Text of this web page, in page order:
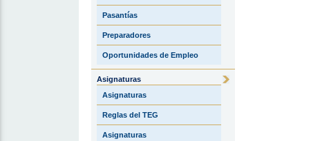
Pasantías
Preparadores
Oportunidades de Empleo
Asignaturas
Asignaturas
Reglas del TEG
Asignaturas